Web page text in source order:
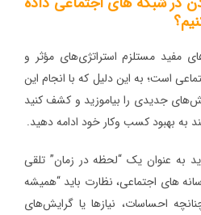
مفید مستلزم استراتژی‌های مؤثر و
است؛ به این دلیل که با انجام این
جدیدی را بیاموزید و کشف کنید
به بهبود کسب‌ وکار خود ادامه دهید.
به عنوان یک “لحظه در زمان” تلقی
های اجتماعی، نظارت باید “همیشه
احساسات، نیازها یا گرایش‌های